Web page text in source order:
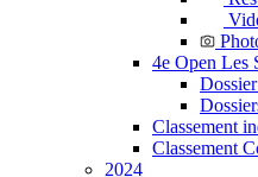
4e Open Les
Classement
Classement
2024